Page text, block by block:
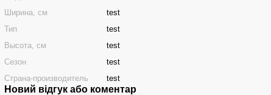
Ширина, см
test
Тип
test
Высота, см
test
Сезон
test
Страна-производитель
test
Новий відгук або коментар